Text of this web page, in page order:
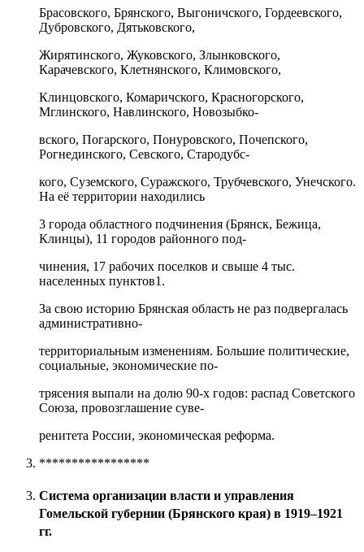
Брасовского, Брянского, Выгоничского, Гордеевского,
Дубровского, Дятьковского,
Жирятинского, Жуковского, Злынковского,
Карачевского, Клетнянского, Климовского,
Клинцовского, Комаричского, Красногорского,
Мглинского, Навлинского, Новозыбко-
вского, Погарского, Понуровского, Почепского,
Рогнединского, Севского, Стародубс-
кого, Суземского, Суражского, Трубчевского, Унечского.
На её территории находились
3 города областного подчинения (Брянск, Бежица,
Клинцы), 11 городов районного под-
чинения, 17 рабочих поселков и свыше 4 тыс.
населенных пунктов1.
За свою историю Брянская область не раз подвергалась
административно-
территориальным изменениям. Большие политические,
социальные, экономические по-
трясения выпали на долю 90-х годов: распад Советского
Союза, провозглашение суве-
ренитета России, экономическая реформа.
*****************
Система организации власти и управления
Гомельской губернии (Брянского края) в 1919–1921
гг.